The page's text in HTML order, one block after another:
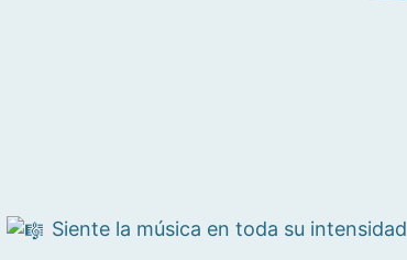
Siente la música en toda su intensidad